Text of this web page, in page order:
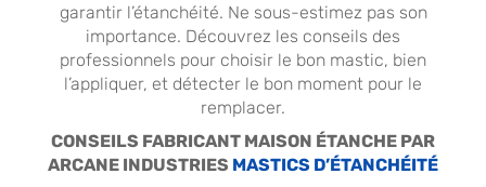
garantir l’étanchéité. Ne sous-estimez pas son
importance. Découvrez les conseils des
professionnels pour choisir le bon mastic, bien
l’appliquer, et détecter le bon moment pour le
remplacer.
CONSEILS FABRICANT MAISON ÉTANCHE PAR
ARCANE INDUSTRIES MASTICS D’ÉTANCHÉITÉ